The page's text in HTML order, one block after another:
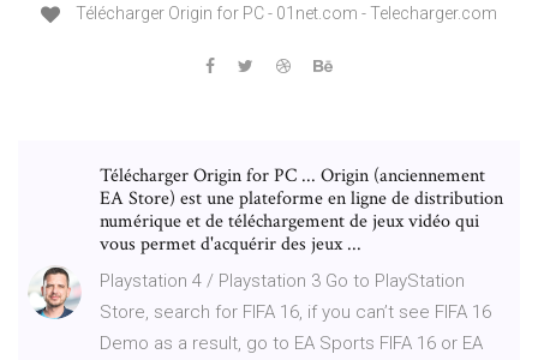
Télécharger Origin for PC - 01net.com - Telecharger.com
Télécharger Origin for PC ... Origin (anciennement
EA Store) est une plateforme en ligne de distribution
numérique et de téléchargement de jeux vidéo qui
vous permet d'acquérir des jeux ...
Playstation 4 / Playstation 3 Go to PlayStation
Store, search for FIFA 16, if you can’t see FIFA 16
Demo as a result, go to EA Sports FIFA 16 or EA